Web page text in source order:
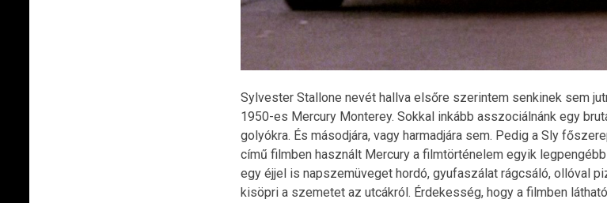
Sylvester Stallone nevét hallva elsőre szerintem senkinek sem
1950-es Mercury Monterey. Sokkal inkább asszociálnánk egy
golyókra. És másodjára, vagy harmadjára sem. Pedig a Sly
című filmben használt Mercury a filmtörténelem egyik
egy éjjel is napszemüveget hordó, gyufaszálat rágcsáló, ollóval
kisöpri a szemetet az utcákról. Érdekesség, hogy a filmben